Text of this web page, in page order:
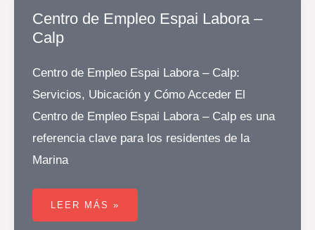
Centro de Empleo Espai Labora –
Calp
Centro de Empleo Espai Labora – Calp:
Servicios, Ubicación y Cómo Acceder El
Centro de Empleo Espai Labora – Calp es una
referencia clave para los residentes de la
Marina
DE
EMPLEO
ESPAI
LEER MÁS »